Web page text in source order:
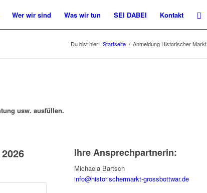
Wer wir sind Was wir tun SEI DABEI Kontakt
Du bist hier: Startseite / Anmeldung Historischer Markt
usw. ausfüllen.
Ihre Ansprechpartnerin:
Michaela Bartsch
info@historischermarkt-grossbottwar.de